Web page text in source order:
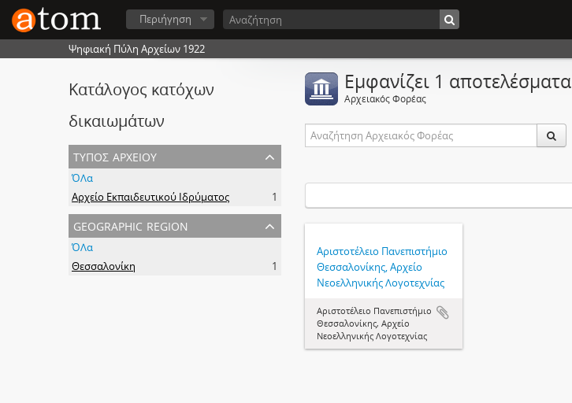
Περιήγηση
Ψηφιακή Πύλη Αρχείων 1922
Κατάλογος κατόχων
δικαιωμάτων
τύπος αρχείου
ΌΛα
Αρχείο Εκπαιδευτικού Ιδρύματος
1
geographic region
ΌΛα
Θεσσαλονίκη
1
Εμφανίζει 1 αποτελέσματα
Αρχειακός Φορέας
Αριστοτέλειο Πανεπιστήμιο
Θεσσαλονίκης, Αρχείο
Νεοελληνικής Λογοτεχνίας
Αριστοτέλειο Πανεπιστήμιο
Θεσσαλονίκης, Αρχείο
Νεοελληνικής Λογοτεχνίας